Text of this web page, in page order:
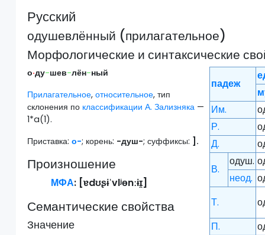
Русский
одушевлённый (прилагательное)
Морфологические и синтаксические
падеж
Им.
Р.
Д.
В.
одуш.
неод.
Т.
П.
о·ду-шев-лён-ный
Прилагательное,относительное, тип
склонения по классификации А. Зализняка —
1*a(1).
Приставка:о-; корень: -душ-; суффиксы: ].
Произношение
МФА: [ɐdʊʂɨˈvlʲɵnːɨɪ̯]
Семантические свойства
Значение